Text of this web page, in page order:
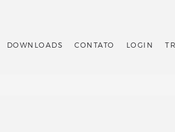
DOWNLOADS CONTATO LOGIN